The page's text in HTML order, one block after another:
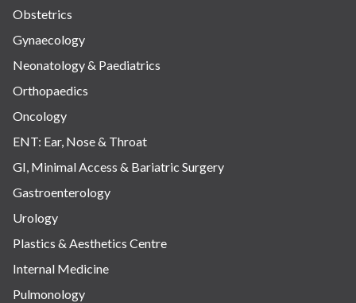
Obstetrics
Gynaecology
Neonatology & Paediatrics
Orthopaedics
Oncology
ENT: Ear, Nose & Throat
GI, Minimal Access & Bariatric Surgery
Gastroenterology
Urology
Plastics & Aesthetics Centre
Internal Medicine
Pulmonology